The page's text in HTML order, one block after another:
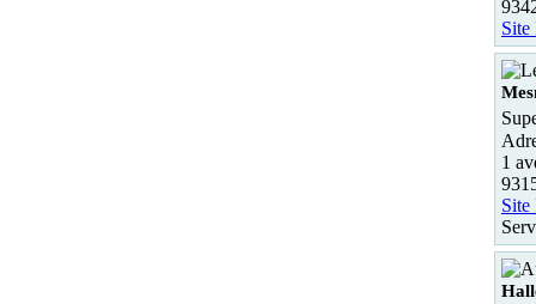
Site
1
Site